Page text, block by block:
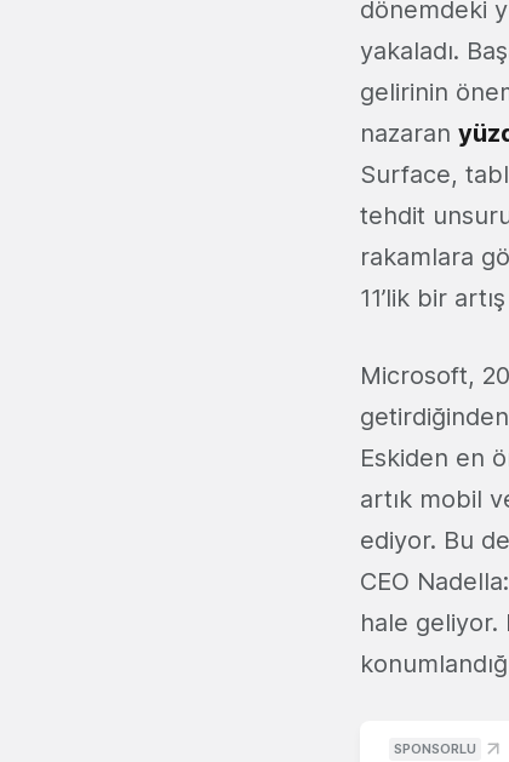
dönemdeki
yakaladı.
gelirinin
nazaran
Surface,
tehdit
rakamlara
11’lik bir
Microsoft,
Eskiden en
artık mobil
ediyor. Bu
CEO
hale geliyor.
SPONSORLU